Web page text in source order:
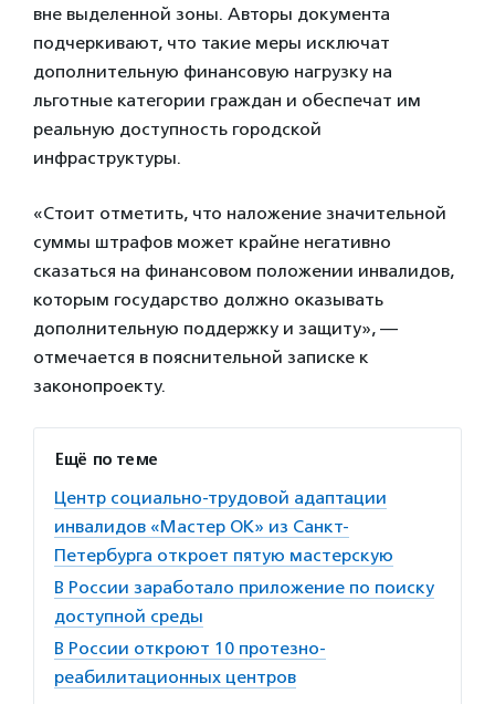
вне выделенной зоны. Авторы документа
подчеркивают, что такие меры исключат
дополнительную финансовую нагрузку на
льготные категории граждан и обеспечат им
реальную доступность городской
инфраструктуры.
«Стоит отметить, что наложение значительной
суммы штрафов может крайне негативно
сказаться на финансовом положении инвалидов,
которым государство должно оказывать
дополнительную поддержку и защиту», —
отмечается в пояснительной записке к
законопроекту.
Ещё по теме
Центр социально-трудовой адаптации
инвалидов «Мастер ОК» из Санкт-
Петербурга откроет пятую мастерскую
В России заработало приложение по поиску
доступной среды
В России откроют 10 протезно-
реабилитационных центров